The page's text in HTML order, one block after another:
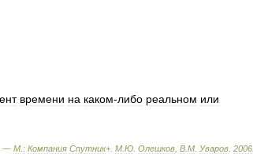
времени на каком-либо реальном или
. — М : Компания Спутник+ М Ю Олешков В М Уваров 2006